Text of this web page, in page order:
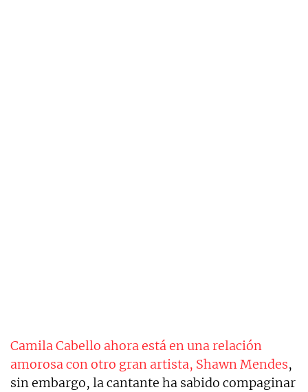
Camila Cabello ahora está en una relación
amorosa con otro gran artista, Shawn Mendes,
sin embargo, la cantante ha sabido compaginar